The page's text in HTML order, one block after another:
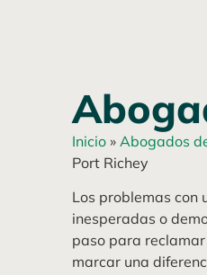
Inicio » Abogados
Port Richey
Los problemas con
inesperadas o
paso para
marcar una